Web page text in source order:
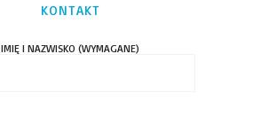
KONTAKT
IMIĘ I NAZWISKO (WYMAGANE)